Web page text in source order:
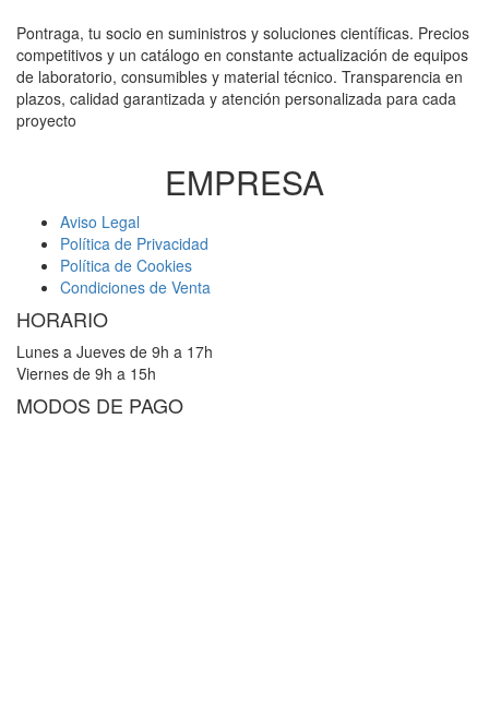
Pontraga, tu socio en suministros y soluciones científicas. Precios
competitivos y un catálogo en constante actualización de equipos
de laboratorio, consumibles y material técnico. Transparencia en
plazos, calidad garantizada y atención personalizada para cada
proyecto
EMPRESA
Aviso Legal
Política de Privacidad
Política de Cookies
Condiciones de Venta
HORARIO
Lunes a Jueves de 9h a 17h
Viernes de 9h a 15h
MODOS DE PAGO